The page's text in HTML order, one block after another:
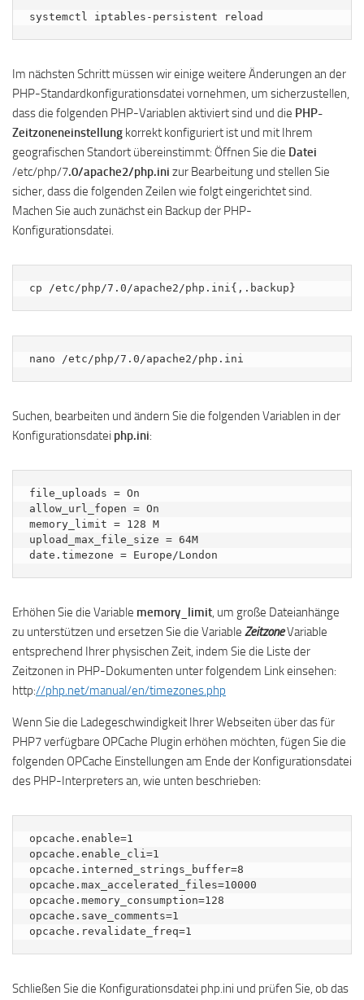
systemctl iptables-persistent reload
Im nächsten Schritt müssen wir einige weitere Änderungen an der
PHP-Standardkonfigurationsdatei vornehmen, um sicherzustellen,
dass die folgenden PHP-Variablen aktiviert sind und die PHP-
Zeitzoneneinstellung korrekt konfiguriert ist und mit Ihrem
geografischen Standort übereinstimmt: Öffnen Sie die Datei
/etc/php/7.0/apache2/php.ini zur Bearbeitung und stellen Sie
sicher, dass die folgenden Zeilen wie folgt eingerichtet sind.
Machen Sie auch zunächst ein Backup der PHP-
Konfigurationsdatei.
cp /etc/php/7.0/apache2/php.ini{,.backup}
nano /etc/php/7.0/apache2/php.ini
Suchen, bearbeiten und ändern Sie die folgenden Variablen in der
Konfigurationsdatei php.ini:
file_uploads = On
allow_url_fopen = On
memory_limit = 128 M
upload_max_file_size = 64M
date.timezone = Europe/London
Erhöhen Sie die Variable memory_limit, um große Dateianhänge
zu unterstützen und ersetzen Sie die Variable ZeitzoneVariable
entsprechend Ihrer physischen Zeit, indem Sie die Liste der
Zeitzonen in PHP-Dokumenten unter folgendem Link einsehen:
http://php.net/manual/en/timezones.php
Wenn Sie die Ladegeschwindigkeit Ihrer Webseiten über das für
PHP7 verfügbare OPCache Plugin erhöhen möchten, fügen Sie die
folgenden OPCache Einstellungen am Ende der Konfigurationsdatei
des PHP-Interpreters an, wie unten beschrieben:
opcache.enable=1
opcache.enable_cli=1
opcache.interned_strings_buffer=8
opcache.max_accelerated_files=10000
opcache.memory_consumption=128
opcache.save_comments=1
opcache.revalidate_freq=1
Schließen Sie die Konfigurationsdatei php.ini und prüfen Sie, ob das